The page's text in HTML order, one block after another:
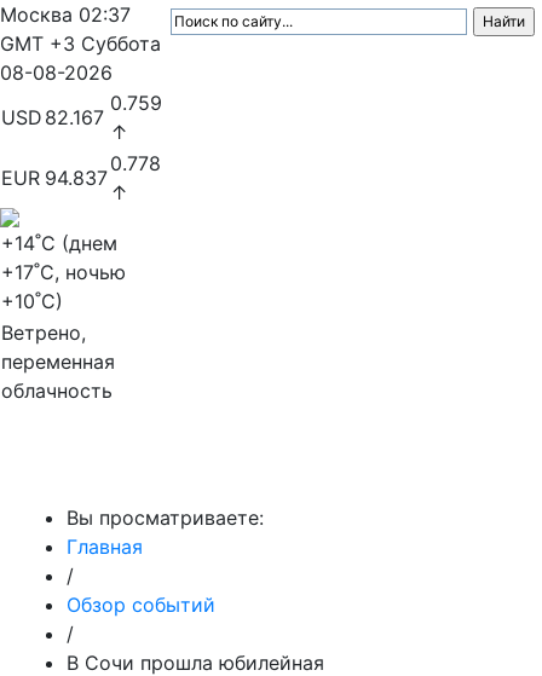
Москва 02:37
GMT +3 Суббота
08-08-2026
USD 82.167
0.759
↑
EUR 94.837
0.778
↑
+14˚C (днем
+17˚C, ночью
+10˚C)
Ветрено,
переменная
облачность
Вы просматриваете:
Главная
/
Обзор событий
/
В Сочи прошла юбилейная